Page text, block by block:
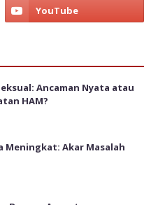
Ancaman Nyata atau
HAM?
Meningkat: Akar Masalah